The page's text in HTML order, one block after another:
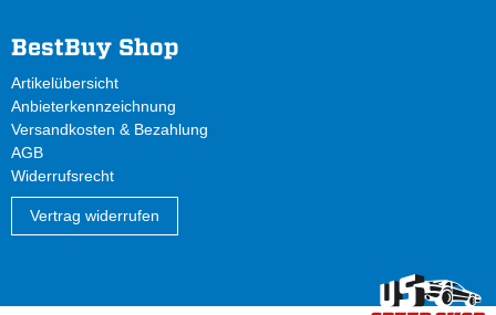
BestBuy Shop
Artikelübersicht
Anbieterkennzeichnung
Versandkosten & Bezahlung
AGB
Widerrufsrecht
Vertrag widerrufen